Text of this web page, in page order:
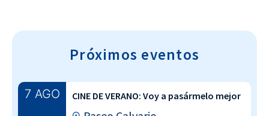
Próximos eventos
7 AGO CINE DE VERANO: Voy a pasármelo mejor